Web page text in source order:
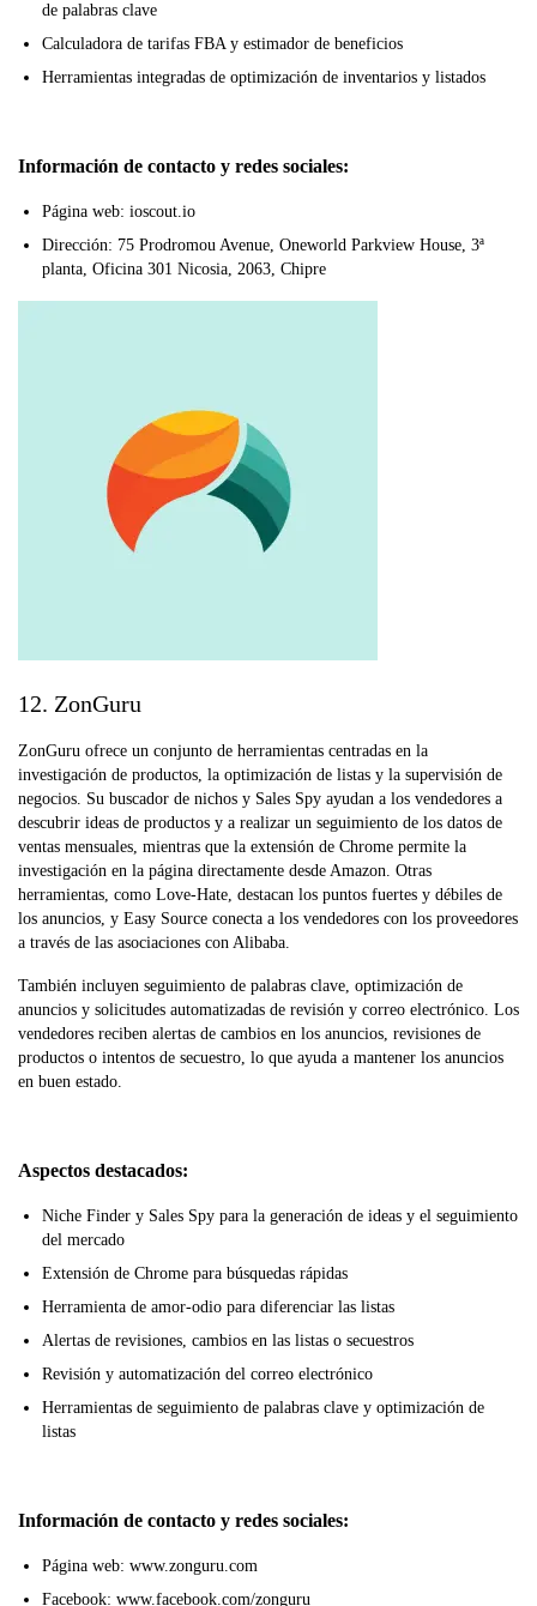
de palabras clave
Calculadora de tarifas FBA y estimador de beneficios
Herramientas integradas de optimización de inventarios y listados
Información de contacto y redes sociales:
Página web: ioscout.io
Dirección: 75 Prodromou Avenue, Oneworld Parkview House, 3ª
planta, Oficina 301 Nicosia, 2063, Chipre
12. ZonGuru
ZonGuru ofrece un conjunto de herramientas centradas en la
investigación de productos, la optimización de listas y la supervisión de
negocios. Su buscador de nichos y Sales Spy ayudan a los vendedores a
descubrir ideas de productos y a realizar un seguimiento de los datos de
ventas mensuales, mientras que la extensión de Chrome permite la
investigación en la página directamente desde Amazon. Otras
herramientas, como Love-Hate, destacan los puntos fuertes y débiles de
los anuncios, y Easy Source conecta a los vendedores con los proveedores
a través de las asociaciones con Alibaba.
También incluyen seguimiento de palabras clave, optimización de
anuncios y solicitudes automatizadas de revisión y correo electrónico. Los
vendedores reciben alertas de cambios en los anuncios, revisiones de
productos o intentos de secuestro, lo que ayuda a mantener los anuncios
en buen estado.
Aspectos destacados:
Niche Finder y Sales Spy para la generación de ideas y el seguimiento
del mercado
Extensión de Chrome para búsquedas rápidas
Herramienta de amor-odio para diferenciar las listas
Alertas de revisiones, cambios en las listas o secuestros
Revisión y automatización del correo electrónico
Herramientas de seguimiento de palabras clave y optimización de
listas
Información de contacto y redes sociales:
Página web: www.zonguru.com
Facebook: www.facebook.com/zonguru